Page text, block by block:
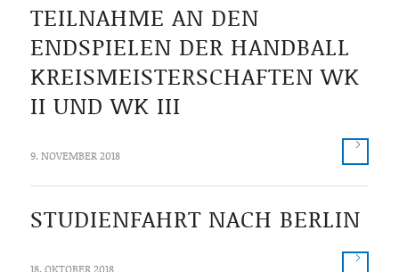
TEILNAHME AN DEN
ENDSPIELEN DER HANDBALL
KREISMEISTERSCHAFTEN WK
II UND WK III
9. NOVEMBER 2018
STUDIENFAHRT NACH BERLIN
18. OKTOBER 2018